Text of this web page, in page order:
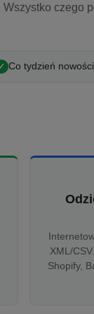
Wszystko czego
Co tydzień nowości
XML/
Shopify,